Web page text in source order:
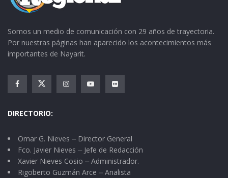
Somos un medio de comunicación con 29 años de trayectoria.
Por nuestras páginas han aparecido los acontecimientos más
importantes de Nayarit.
DIRECTORIO:
Omar G. Nieves ⏤ Director General
Fco. Javier Nieves ⏤ Jefe de Redacción
Xavier Nieves Cosio ⏤ Administrador.
Rigoberto Guzmán Arce ⏤ Analista